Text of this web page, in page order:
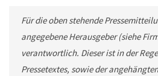
Für die oben stehende
angegebene Herausgeber (siehe
verantwortlich. Dieser ist in der
Pressetextes, sowie der